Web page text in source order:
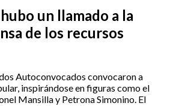
un llamado a la
de los recursos
Autoconvocados convocaron a
inspirándose en figuras como el
Mansilla y Petrona Simonino. El